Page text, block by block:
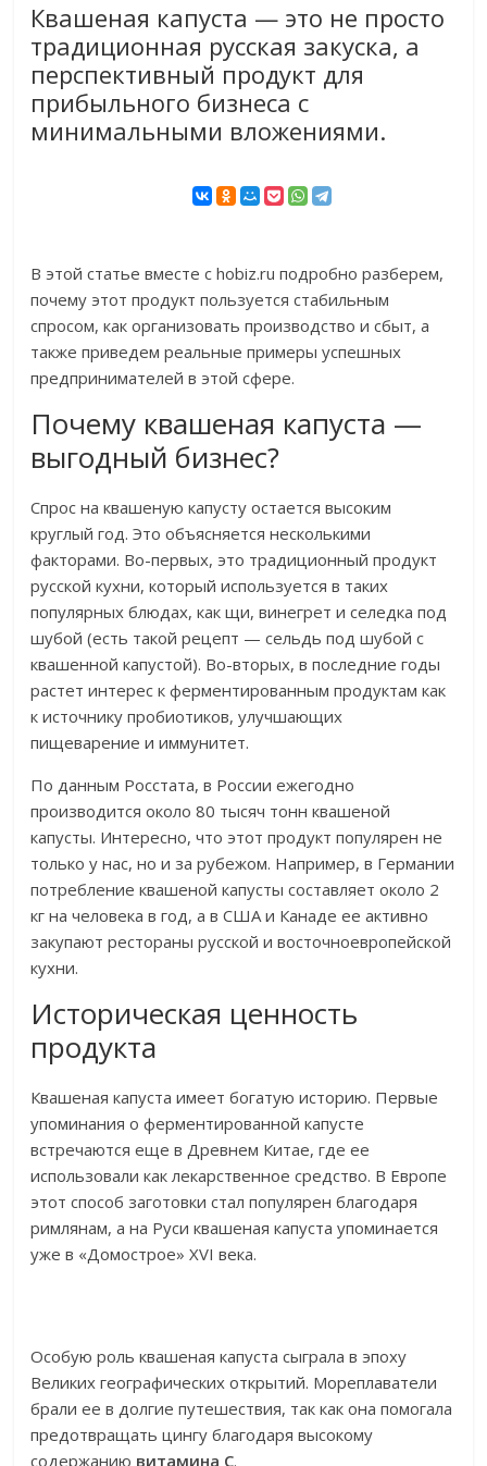
Квашеная капуста — это не просто
традиционная русская закуска, а
перспективный продукт для
прибыльного бизнеса с
минимальными вложениями.
В этой статье вместе с hobiz.ru подробно разберем,
почему этот продукт пользуется стабильным
спросом, как организовать производство и сбыт, а
также приведем реальные примеры успешных
предпринимателей в этой сфере.
Почему квашеная капуста —
выгодный бизнес?
Спрос на квашеную капусту остается высоким
круглый год. Это объясняется несколькими
факторами. Во-первых, это традиционный продукт
русской кухни, который используется в таких
популярных блюдах, как щи, винегрет и селедка под
шубой (есть такой рецепт — сельдь под шубой с
квашенной капустой). Во-вторых, в последние годы
растет интерес к ферментированным продуктам как
к источнику пробиотиков, улучшающих
пищеварение и иммунитет.
По данным Росстата, в России ежегодно
производится около 80 тысяч тонн квашеной
капусты. Интересно, что этот продукт популярен не
только у нас, но и за рубежом. Например, в Германии
потребление квашеной капусты составляет около 2
кг на человека в год, а в США и Канаде ее активно
закупают рестораны русской и восточноевропейской
кухни.
Историческая ценность
продукта
Квашеная капуста имеет богатую историю. Первые
упоминания о ферментированной капусте
встречаются еще в Древнем Китае, где ее
использовали как лекарственное средство. В Европе
этот способ заготовки стал популярен благодаря
римлянам, а на Руси квашеная капуста упоминается
уже в «Домострое» XVI века.
Особую роль квашеная капуста сыграла в эпоху
Великих географических открытий. Мореплаватели
брали ее в долгие путешествия, так как она помогала
предотвращать цингу благодаря высокому
содержанию витамина C.